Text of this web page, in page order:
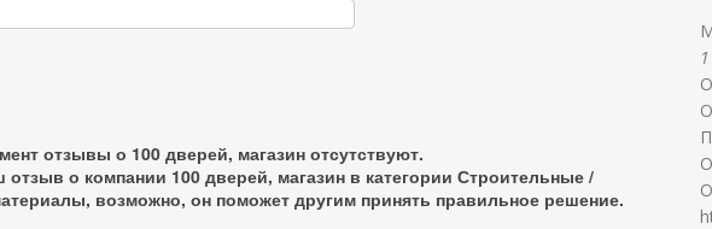
отзывы о 100 дверей, магазин отсутствуют.
о компании 100 дверей, магазин в категории Строительные /
, возможно, он поможет другим принять правильное решение.